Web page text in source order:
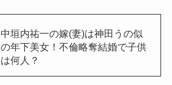
中垣内祐一の嫁(妻)は神田うの似
の年下美女！不倫略奪結婚で子供
は何人？